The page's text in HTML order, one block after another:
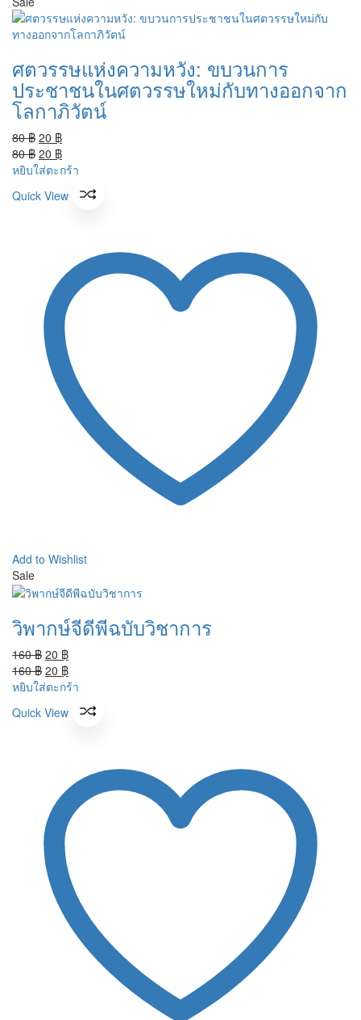
ศตวรรษแห่งความหวัง: ขบวนการ
ประชาชนในศตวรรษใหม่กับทางออกจาก
โลกาภิวัตน์
80฿ Original
price
was:
20 ฿Current
price
is:
80฿ Original
price
80 ฿.
20 ฿Current
price
20 ฿.
หยิบใส่ตะกร้า
Quick View
Add to Wishlist
Sale
วิพากษ์จีดีพีฉบับวิชาการ
160฿ Original
price
was:
20 ฿Current
price
is:
160฿ Original
price
160 ฿.
20 ฿Current
price
20 ฿.
หยิบใส่ตะกร้า
Quick View